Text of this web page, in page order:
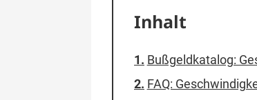
Inhalt
Bußgeldkatalog:
FAQ: